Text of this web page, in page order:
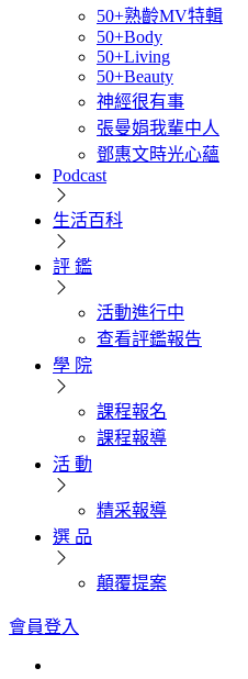
50+熟齡MV特輯
50+Body
50+Living
50+Beauty
神經很有事
張曼娟我輩中人
鄧惠文時光心蘊
Podcast
生活百科
評 鑑
活動進行中
查看評鑑報告
學 院
課程報名
課程報導
活 動
精采報導
選 品
顛覆提案
會員登入